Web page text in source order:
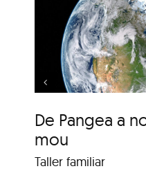
De Pangea a
mou
Taller familiar
De
la